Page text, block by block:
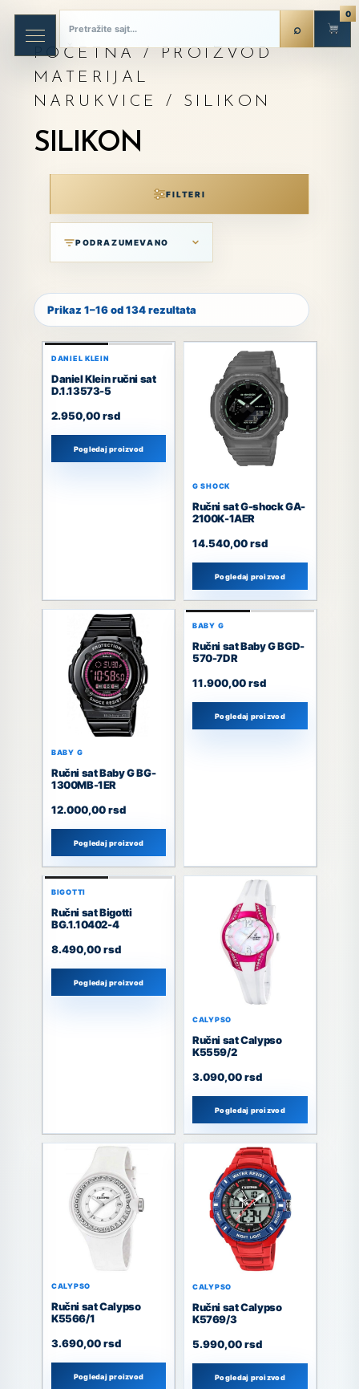
POČETNA
/ PROIZVOD
MATERIJAL
NARUKVICE / SILIKON
SILIKON
FILTERI
Prikaz 1–16 od 134 rezultata
DANIEL KLEIN
Daniel Klein ručni sat
D.1.13573-5
2.950,00rsd
Pogledaj proizvod
G SHOCK
Ručni sat G-shock GA-
2100K-1AER
14.540,00rsd
Pogledaj proizvod
BABY G
Ručni sat Baby G BG-
1300MB-1ER
12.000,00rsd
Pogledaj proizvod
BABY G
Ručni sat Baby G BGD-
570-7DR
11.900,00rsd
Pogledaj proizvod
BIGOTTI
Ručni sat Bigotti
BG.1.10402-4
8.490,00rsd
Pogledaj proizvod
CALYPSO
Ručni sat Calypso
K5559/2
3.090,00rsd
Pogledaj proizvod
CALYPSO
Ručni sat Calypso
K5566/1
3.690,00rsd
Pogledaj proizvod
CALYPSO
Ručni sat Calypso
K5769/3
5.990,00rsd
Pogledaj proizvod
0